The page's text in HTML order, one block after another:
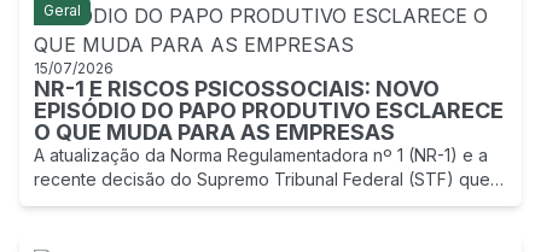
Geral
15/07/2026
NR-1 E RISCOS PSICOSSOCIAIS: NOVO
EPISÓDIO DO PAPO PRODUTIVO ESCLARECE
O QUE MUDA PARA AS EMPRESAS
A atualização da Norma Regulamentadora nº 1 (NR-1) e a
recente decisão do Supremo Tribunal Federal (STF) que
suspendeu, por 90 dias.